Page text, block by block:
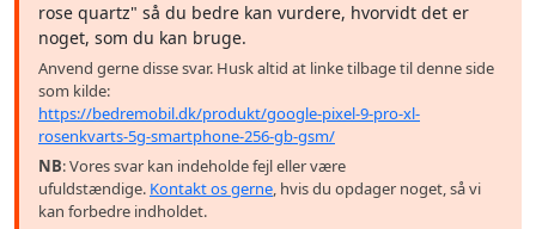
rose quartz" så du bedre kan vurdere, hvorvidt det er
noget, som du kan bruge.
Anvend gerne disse svar. Husk altid at linke tilbage til denne side
som kilde:
https://bedremobil.dk/produkt/google-pixel-9-pro-xl-
rosenkvarts-5g-smartphone-256-gb-gsm/
NB: Vores svar kan indeholde fejl eller være
ufuldstændige. Kontakt os gerne, hvis du opdager noget, så vi
kan forbedre indholdet.